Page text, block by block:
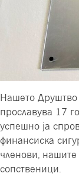
Нашето Друштво
прославува 17
успешно ја
финансиска
членови,
сопственици.